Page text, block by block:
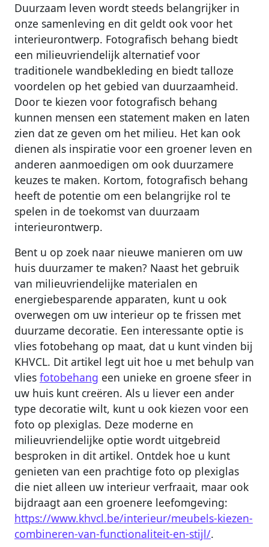
Duurzaam leven wordt steeds belangrijker in
onze samenleving en dit geldt ook voor het
interieurontwerp. Fotografisch behang biedt
een milieuvriendelijk alternatief voor
traditionele wandbekleding en biedt talloze
voordelen op het gebied van duurzaamheid.
Door te kiezen voor fotografisch behang
kunnen mensen een statement maken en laten
zien dat ze geven om het milieu. Het kan ook
dienen als inspiratie voor een groener leven en
anderen aanmoedigen om ook duurzamere
keuzes te maken. Kortom, fotografisch behang
heeft de potentie om een ​​belangrijke rol te
spelen in de toekomst van duurzaam
interieurontwerp.
Bent u op zoek naar nieuwe manieren om uw
huis duurzamer te maken? Naast het gebruik
van milieuvriendelijke materialen en
energiebesparende apparaten, kunt u ook
overwegen om uw interieur op te frissen met
duurzame decoratie. Een interessante optie is
vlies fotobehang op maat, dat u kunt vinden bij
KHVCL. Dit artikel legt uit hoe u met behulp van
vlies fotobehang een unieke en groene sfeer in
uw huis kunt creëren. Als u liever een ander
type decoratie wilt, kunt u ook kiezen voor een
foto op plexiglas. Deze moderne en
milieuvriendelijke optie wordt uitgebreid
besproken in dit artikel. Ontdek hoe u kunt
genieten van een prachtige foto op plexiglas
die niet alleen uw interieur verfraait, maar ook
bijdraagt aan een groenere leefomgeving:
https://www.khvcl.be/interieur/meubels-kiezen-
combineren-van-functionaliteit-en-stijl/.